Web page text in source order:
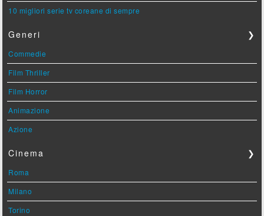
10 migliori serie tv coreane di sempre
Generi ❯
Commedie
Film Thriller
Film Horror
Animazione
Azione
Cinema ❯
Roma
Milano
Torino